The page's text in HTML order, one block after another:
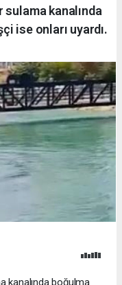
kanalında
ise onları uyardı.
kanalında boğulma